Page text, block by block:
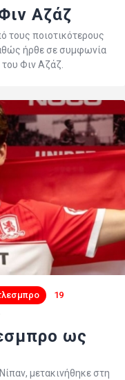
Αζάζ
τους ποιοτικότερους
ήρθε σε συμφωνία
Φιν Αζάζ.
19
ως
μετακινήθηκε στη